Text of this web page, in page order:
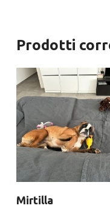
Prodotti
Mirtilla